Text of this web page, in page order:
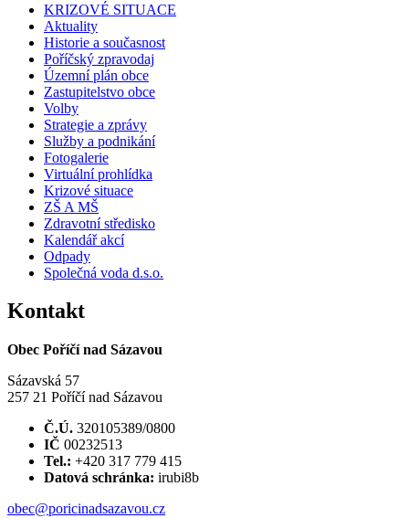
KRIZOVÉ SITUACE
Aktuality
Historie a současnost
Poříčský zpravodaj
Územní plán obce
Zastupitelstvo obce
Volby
Strategie a zprávy
Služby a podnikání
Fotogalerie
Virtuální prohlídka
Krizové situace
ZŠ A MŠ
Zdravotní středisko
Kalendář akcí
Odpady
Společná voda d.s.o.
Kontakt
Obec Poříčí nad Sázavou
Sázavská 57
257 21 Poříčí nad Sázavou
Č.Ú. 320105389/0800
IČ 00232513
Tel.: +420 317 779 415
Datová schránka: irubi8b
obec@poricinadsazavou.cz